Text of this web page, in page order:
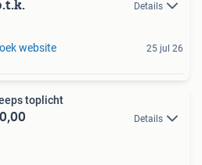
Details
website 25 jul 26
toplicht
Details